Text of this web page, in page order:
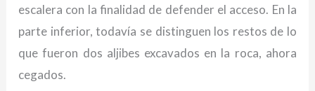
escalera con la finalidad de defender el acceso. En la
parte inferior, todavía se distinguen los restos de lo
que fueron dos aljibes excavados en la roca, ahora
cegados.